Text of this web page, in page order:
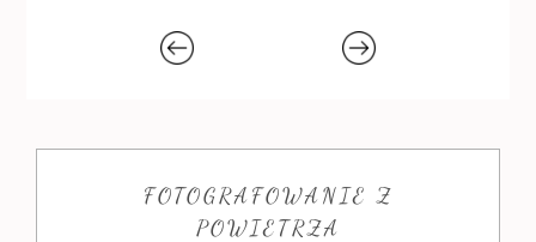
FOTOGRAFOWANIE Z
POWIETRZA